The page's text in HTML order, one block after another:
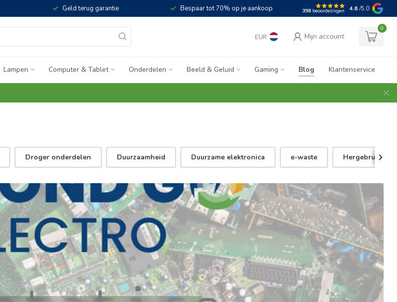
Geld terug garantie Bespaar tot 70% op je aankoop 398 beoordelingen 4.6 /5.0
EUR Mijn account
0
Lampen Computer & Tablet Onderdelen Beeld & Geluid Gaming Blog Klantenservice
Droger onderdelen Duurzaamheid Duurzame elektronica e-waste Hergebruik